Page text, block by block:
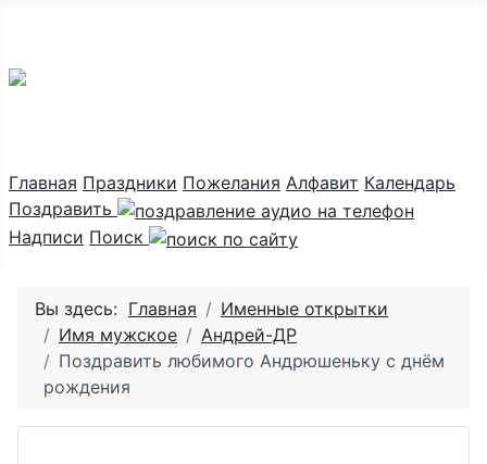
Главная Праздники Пожелания Алфавит Календарь
Поздравить
Надписи Поиск
Вы здесь: Главная
Именные открытки
Имя мужское
Андрей-ДР
Поздравить любимого Андрюшеньку с днём
рождения